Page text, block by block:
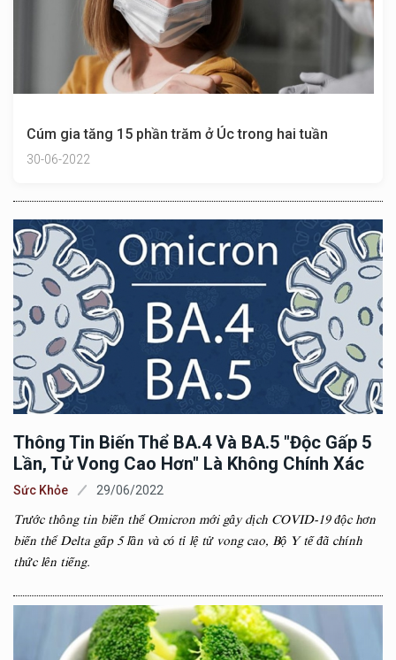
Cúm gia tăng 15 phần trăm ở Úc trong hai tuần
30-06-2022
Thông Tin Biến Thể BA.4 Và BA.5 "độc Gấp 5
Lần, Tử Vong Cao Hơn" Là Không Chính Xác
Sức Khỏe 29/06/2022
Trước thông tin biến thể Omicron mới gây dịch COVID-19 độc hơn
biến thể Delta gấp 5 lần và có tỉ lệ tử vong cao, Bộ Y tế đã chính
thức lên tiếng.